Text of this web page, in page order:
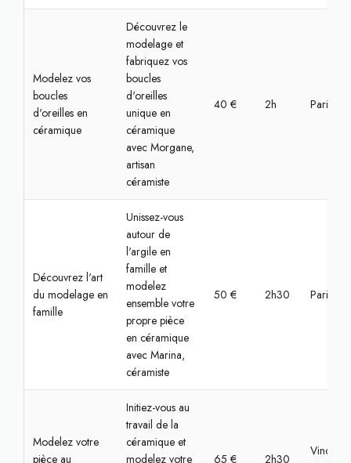
Modelez vos
boucles
d'oreilles en
céramique
Découvrez le
modelage et
fabriquez vos
boucles
d'oreilles
unique en
céramique
avec Morgane,
artisan
céramiste
40 € 2h Paris,
Découvrez l'art
du modelage en
famille
Unissez-vous
autour de
l'argile en
famille et
modelez
ensemble votre
propre pièce
en céramique
avec Marina,
céramiste
50 € 2h30 Paris,
Modelez votre
pièce au
Initiez-vous au
travail de la
céramique et
modelez votre
65 € 2h30